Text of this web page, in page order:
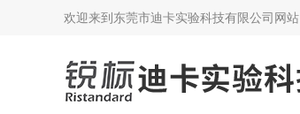
欢迎来到 东莞市迪卡实验科技有限公司网站